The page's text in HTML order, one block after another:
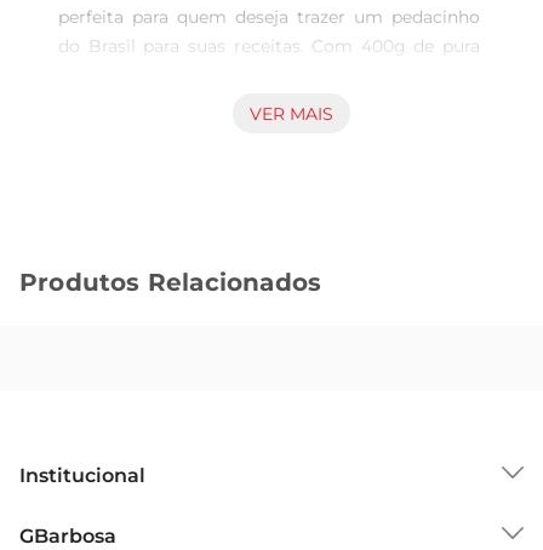
perfeita para quem deseja trazer um pedacinho
do Brasil para suas receitas. Com 400g de pura
smoothies, sobremesas ou até mesmo para dar
Produzida com frutas selecionadas, a polpa é
você tenha sempre à disposição um produto de
Versatilidade na cozinha
VER MAIS
Produtos Relacionados
Institucional
GBarbosa